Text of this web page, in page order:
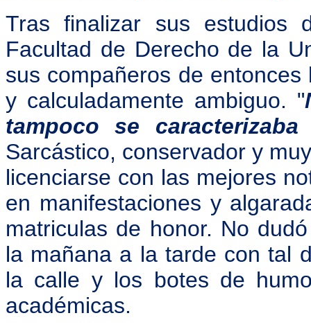
Tras finalizar sus estudios
Facultad de Derecho de la
sus compañeros de
y calculadamente ambiguo. "
tampoco se
Sarcástico, conservador y
licenciarse con las mejores
en manifestaciones y
matriculas de honor. No
la mañana a la tarde con tal
la calle y los botes de
académicas.